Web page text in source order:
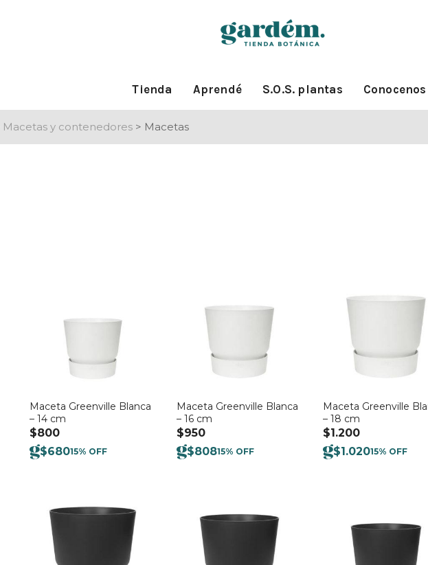
Tienda Aprendé S.O.S. plantas Conocenos
Macetas y contenedores > Macetas
Maceta Greenville Blanca
– 14 cm
$800
$68015% OFF
Maceta Greenville Blanca
– 16 cm
$950
$80815% OFF
Maceta Greenville
– 18 cm
$1.200
$1.02015% OFF